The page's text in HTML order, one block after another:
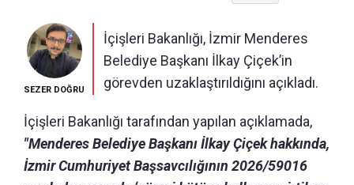
SEZER DOĞRU
İçişleri Bakanlığı, İzmir Menderes
Belediye Başkanı İlkay Çiçek’in
görevden uzaklaştırıldığını açıkladı.
İçişleri Bakanlığı tarafından yapılan açıklamada,
"Menderes Belediye Başkanı İlkay Çiçek hakkında,
İzmir Cumhuriyet Başsavcılığının 2026/59016